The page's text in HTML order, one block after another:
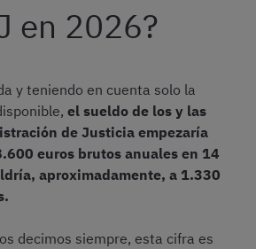
en 2026?
y teniendo en cuenta solo la
el sueldo de los y las
de Justicia empezaría
euros brutos anuales en 14
aproximadamente, a 1.330
decimos siempre, esta cifra es